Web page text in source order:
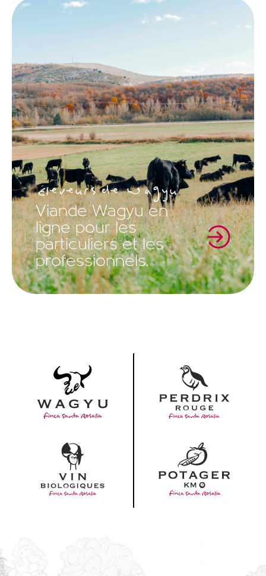
Éleveurs de Wagyu
Viande Wagyu en
ligne pour les
particuliers et les
professionnels.